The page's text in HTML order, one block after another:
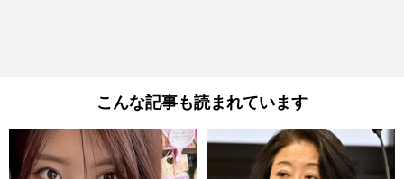
こんな記事も読まれています